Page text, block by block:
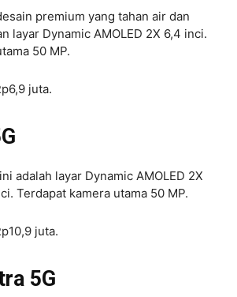
premium yang tahan air dan
layar Dynamic AMOLED 2X 6,4 inci.
50 MP.
juta.
adalah layar Dynamic AMOLED 2X
Terdapat kamera utama 50 MP.
juta.
5G